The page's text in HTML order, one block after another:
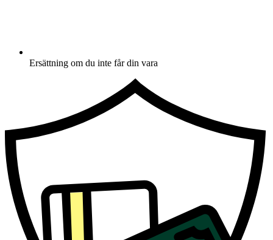
Ersättning om du inte får din vara